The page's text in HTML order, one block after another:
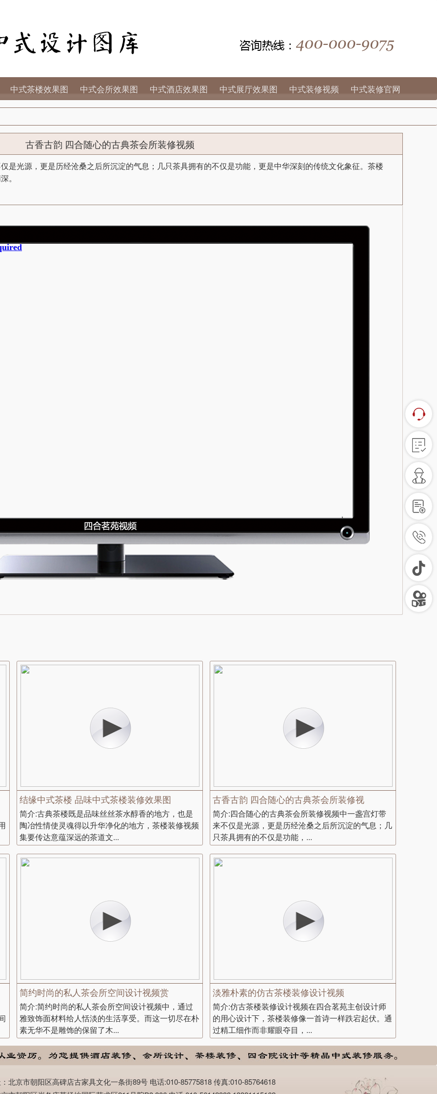
中式茶楼效果图 中式会所效果图 中式酒店效果图 中式展厅效果图 中式装修视频 中式装修官网
古香古韵 四合随心的古典茶会所装修视频
是光源，更是历经沧桑之后所沉淀的气息；几只茶具拥有的不仅是功能，更是中华深刻的传统文化象征。茶楼
。
结缘中式茶楼 品味中式茶楼装修效果图
简介:古典茶楼既是品味丝丝茶水醇香的地方，也是
陶冶性情使灵魂得以升华净化的地方，茶楼装修视频
集要传达意蕴深远的茶道文...
古香古韵 四合随心的古典茶会所装修视
简介:四合随心的古典茶会所装修视频中一盏宫灯带
来不仅是光源，更是历经沧桑之后所沉淀的气息；几
只茶具拥有的不仅是功能，...
简约时尚的私人茶会所空间设计视频赏
简介:简约时尚的私人茶会所空间设计视频中，通过
雅致饰面材料给人恬淡的生活享受。而这一切尽在朴
素无华不是雕饰的保留了木...
淡雅朴素的仿古茶楼装修设计视频
简介:仿古茶楼装修设计视频在四合茗苑主创设计师
的用心设计下，茶楼装修像一首诗一样跌宕起伏。通
过精工细作而非耀眼夺目，...
北京市朝阳区高碑店古家具文化一条街89号 电话:010-85775818 传真:010-85764618